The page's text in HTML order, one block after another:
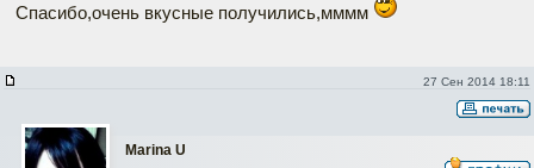
Спасибо,очень вкусные получились,мммм
27 Сен 2014 18:11
Marina U